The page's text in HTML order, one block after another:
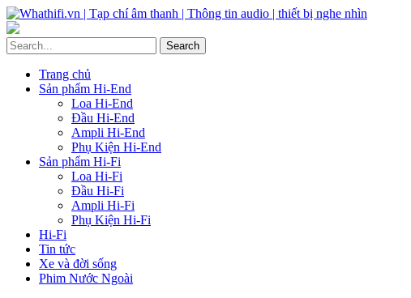
Trang chủ
Sản phẩm Hi-End
Loa Hi-End
Đầu Hi-End
Ampli Hi-End
Phụ Kiện Hi-End
Sản phẩm Hi-Fi
Loa Hi-Fi
Đầu Hi-Fi
Ampli Hi-Fi
Phụ Kiện Hi-Fi
Hi-Fi
Tin tức
Xe và đời sống
Phim Nước Ngoài